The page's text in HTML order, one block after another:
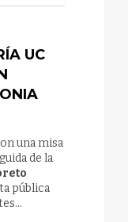
UC
una misa
de la
pública